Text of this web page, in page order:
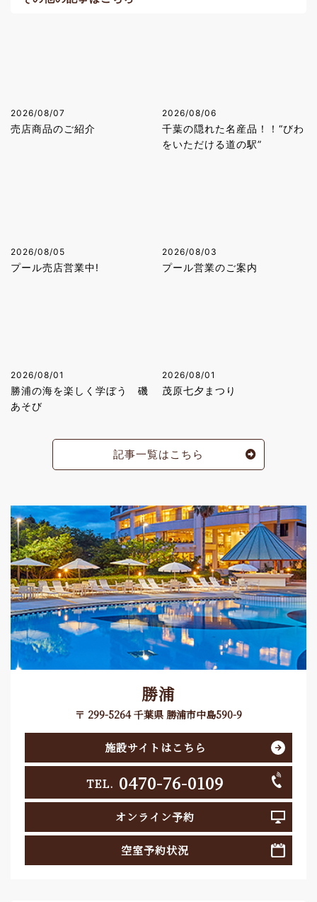
2026/08/07
売店商品のご紹介
2026/08/06
千葉の隠れた名産品！！“びわ
をいただける道の駅”
2026/08/05
プール売店営業中!
2026/08/03
プール営業のご案内
2026/08/01
勝浦の海を楽しく学ぼう 磯
あそび
2026/08/01
茂原七夕まつり
記事一覧はこちら
勝浦
〒 299-5264 千葉県 勝浦市中島590-9
施設サイトはこちら
TEL. 0470-76-0109
オンライン予約
空室予約状況